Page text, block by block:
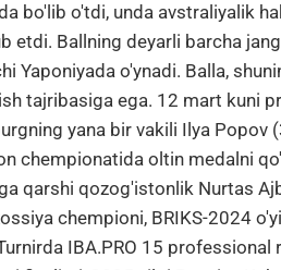
bo'lib o'tdi, unda avstraliyalik
etdi. Ballning deyarli barcha
Yaponiyada o'ynadi. Balla,
tajribasiga ega. 12 mart kuni
yana bir vakili Ilya Popov
chempionatida oltin medalni
qarshi qozog'istonlik Nurtas
chempioni, BRIKS-2024
IBA.PRO 15 professional